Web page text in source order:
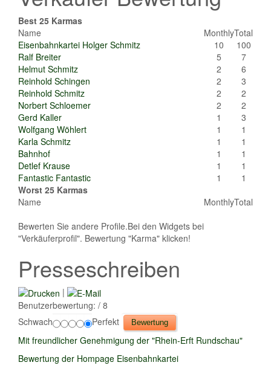
Best 25 Karmas
Name
MonthlyTotal
Eisenbahnkartei Holger Schmitz
10
100
Ralf Breiter
5
7
Helmut Schmitz
2
6
Reinhold Schingen
2
3
Reinhold Schmitz
2
2
Norbert Schloemer
2
2
Gerd Kaller
1
3
Wolfgang Wöhlert
1
1
Karla Schmitz
1
1
Bahnhof
1
1
Detlef Krause
1
1
Fantastic Fantastic
1
1
Worst 25 Karmas
Name
MonthlyTotal
Bewerten Sie andere Profile.Bei den Widgets bei
"Verkäuferprofil". Bewertung "Karma" klicken!
Presseschreiben
|
Benutzerbewertung: / 8
Schwach
Perfekt
Mit freundlicher Genehmigung der "Rhein-Erft Rundschau"
Bewertung der Hompage Eisenbahnkartei